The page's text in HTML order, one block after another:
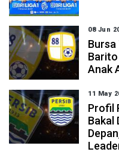
08 Jun
Barito
Anak
11 May
Profil
Bakal